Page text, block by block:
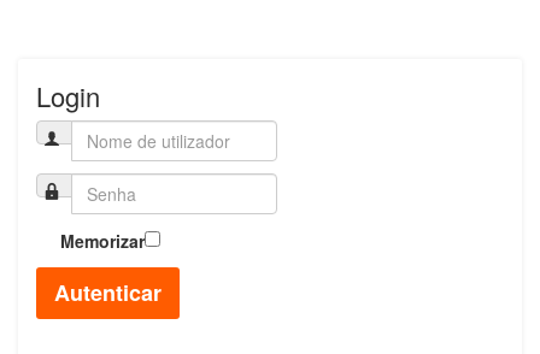
Login
Memorizar
Autenticar